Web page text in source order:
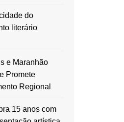
do
literário
e Maranhão
Promete
Regional
15 anos com